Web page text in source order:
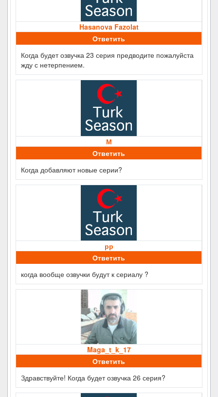
Hasanova Fazolat
Ответить
Когда будет озвучка 23 серия предводите пожалуйста
жду с нетерпением.
М
Ответить
Когда добавляют новые серии?
рр
Ответить
когда вообще озвучки будут к сериалу ?
Maga_t_k_17
Ответить
Здравствуйте! Когда будет озвучка 26 серия?